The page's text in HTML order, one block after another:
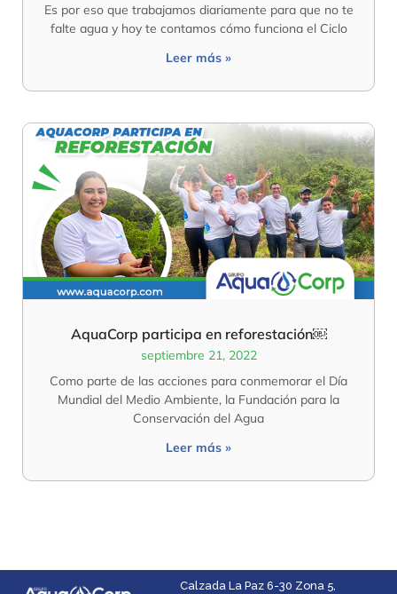
Es por eso que trabajamos diariamente para que no te
falte agua y hoy te contamos cómo funciona el Ciclo
Leer más »
AquaCorp participa en reforestación￼
septiembre 21, 2022
Como parte de las acciones para conmemorar el Día
Mundial del Medio Ambiente, la Fundación para la
Conservación del Agua
Leer más »
Calzada La Paz 6-30 Zona 5,